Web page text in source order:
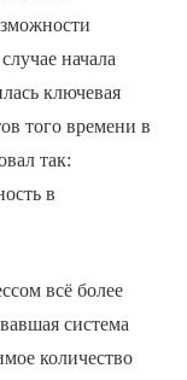
начала
ключевая
того времени в
так:
в
всё более
система
количество